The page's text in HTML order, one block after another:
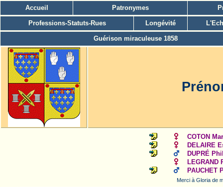
Accueil Patronymes
Professions-Statuts-Rues Longévité
Guérison miraculeuse 1858
COTON
DELAIRE
DUPRÉ
LEGRAND
PAUCHET
Merci à Gloria de